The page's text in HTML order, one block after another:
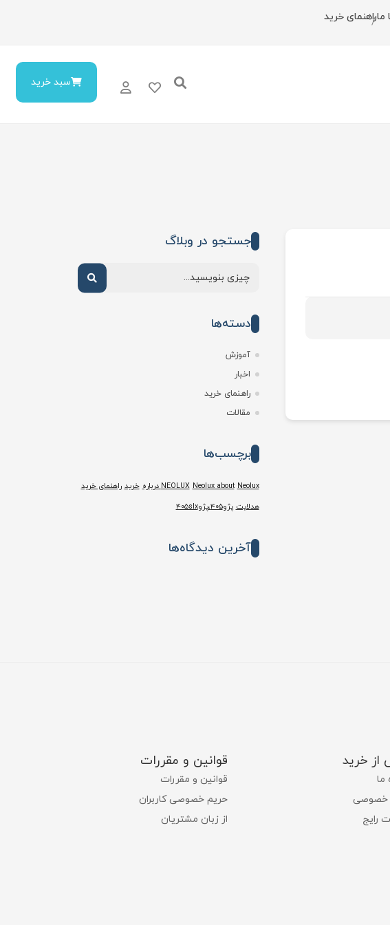
ما/
راهنمای خرید
سبد خرید
جستجو در وبلاگ
دسته‌ها
آموزش
اخبار
راهنمای خرید
مقالات
برچسب‌ها
NEOLUX Neolux about Neolux درباره خرید راهنمای خرید
هدلایت پژو۴۰۵،پژو۴۰۵slx
آخرین دیدگاه‌ها
خرید
ما
خصوصی
رایج
قوانین و مقررات
قوانین و مقررات
حریم خصوصی کاربران
از زبان مشتریان